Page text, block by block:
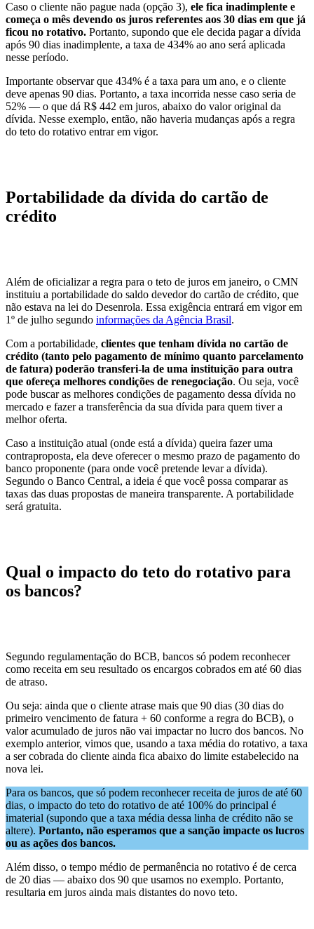
Caso o cliente não pague nada (opção 3), ele fica inadimplente e
começa o mês devendo os juros referentes aos 30 dias em que já
ficou no rotativo. Portanto, supondo que ele decida pagar a dívida
após 90 dias inadimplente, a taxa de 434% ao ano será aplicada
nesse período.
Importante observar que 434% é a taxa para um ano, e o cliente
deve apenas 90 dias. Portanto, a taxa incorrida nesse caso seria de
52% — o que dá R$ 442 em juros, abaixo do valor original da
dívida. Nesse exemplo, então, não haveria mudanças após a regra
do teto do rotativo entrar em vigor.
Portabilidade da dívida do cartão de
crédito
Além de oficializar a regra para o teto de juros em janeiro, o CMN
instituiu a portabilidade do saldo devedor do cartão de crédito, que
não estava na lei do Desenrola. Essa exigência entrará em vigor em
1º de julho segundo informações da Agência Brasil.
Com a portabilidade, clientes que tenham dívida no cartão de
crédito (tanto pelo pagamento de mínimo quanto parcelamento
de fatura) poderão transferi-la de uma instituição para outra
que ofereça melhores condições de renegociação. Ou seja, você
pode buscar as melhores condições de pagamento dessa dívida no
mercado e fazer a transferência da sua dívida para quem tiver a
melhor oferta.
Caso a instituição atual (onde está a dívida) queira fazer uma
contraproposta, ela deve oferecer o mesmo prazo de pagamento do
banco proponente (para onde você pretende levar a dívida).
Segundo o Banco Central, a ideia é que você possa comparar as
taxas das duas propostas de maneira transparente. A portabilidade
será gratuita.
Qual o impacto do teto do rotativo para
os bancos?
Segundo regulamentação do BCB, bancos só podem reconhecer
como receita em seu resultado os encargos cobrados em até 60 dias
de atraso.
Ou seja: ainda que o cliente atrase mais que 90 dias (30 dias do
primeiro vencimento de fatura + 60 conforme a regra do BCB), o
valor acumulado de juros não vai impactar no lucro dos bancos. No
exemplo anterior, vimos que, usando a taxa média do rotativo, a taxa
a ser cobrada do cliente ainda fica abaixo do limite estabelecido na
nova lei.
Para os bancos, que só podem reconhecer receita de juros de até 60
dias, o impacto do teto do rotativo de até 100% do principal é
imaterial (supondo que a taxa média dessa linha de crédito não se
altere). Portanto, não esperamos que a sanção impacte os lucros
ou as ações dos bancos.
Além disso, o tempo médio de permanência no rotativo é de cerca
de 20 dias — abaixo dos 90 que usamos no exemplo. Portanto,
resultaria em juros ainda mais distantes do novo teto.